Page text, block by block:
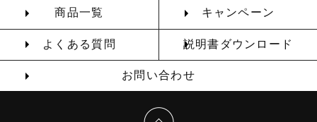
商品一覧 キャンペーン
よくある質問 説明書ダウンロード
お問い合わせ